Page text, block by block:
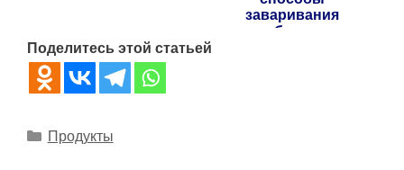
заваривания
целебного чая
Поделитесь этой статьей
Рубрики
Продукты